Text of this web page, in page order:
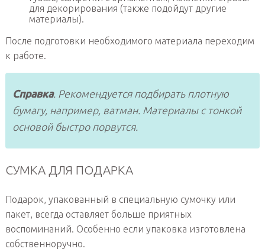
для декорирования (также подойдут другие
материалы).
После подготовки необходимого материала переходим
к работе.
Справка. Рекомендуется подбирать плотную
бумагу, например, ватман. Материалы с тонкой
основой быстро порвутся.
СУМКА ДЛЯ ПОДАРКА
Подарок, упакованный в специальную сумочку или
пакет, всегда оставляет больше приятных
воспоминаний. Особенно если упаковка изготовлена
собственноручно.